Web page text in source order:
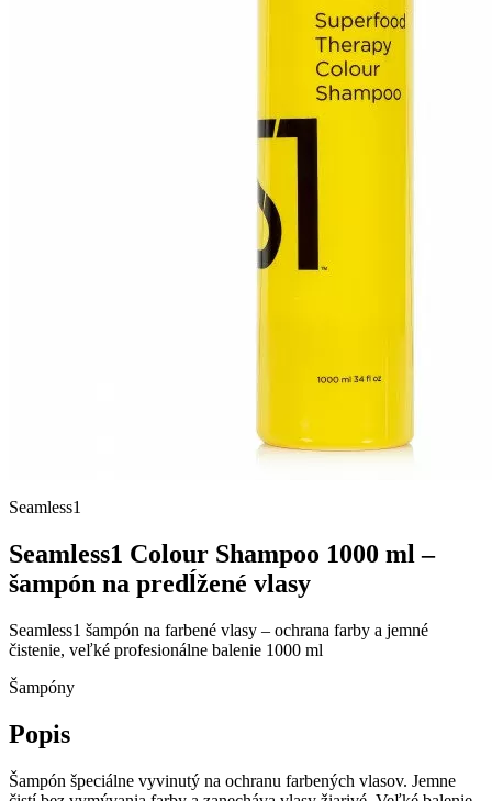
Seamless1
Seamless1 Colour Shampoo 1000 ml –
šampón na predĺžené vlasy
Seamless1 šampón na farbené vlasy – ochrana farby a jemné
čistenie, veľké profesionálne balenie 1000 ml
Šampóny
Popis
Šampón špeciálne vyvinutý na ochranu farbených vlasov. Jemne